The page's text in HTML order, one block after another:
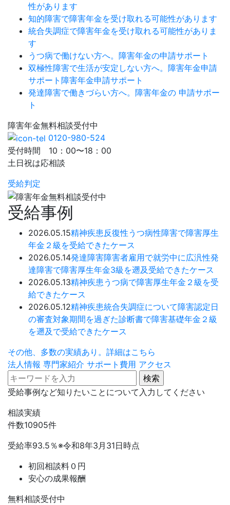
性があります
知的障害で障害年金を受け取れる可能性があります
統合失調症で障害年金を受け取れる可能性がありま
す
うつ病で働けない方へ。障害年金の申請サポート
双極性障害で生活が安定しない方へ。障害年金申請
サポート障害年金申請サポート
発達障害で働きづらい方へ。障害年金の 申請サポー
ト
障害年金無料相談受付中
0120-980-524
受付時間 10：00〜18：00
土日祝は応相談
受給判定
受給事例
2026.05.15精神疾患反復性うつ病性障害で障害厚生
年金２級を受給できたケース
2026.05.14発達障害障害者雇用で就労中に広汎性発
達障害で障害厚生年金3級を遡及受給できたケース
2026.05.13精神疾患 うつ病で障害厚生年金２級を受
給できたケース
2026.05.12精神疾患統合失調症について障害認定日
の審査対象期間を過ぎた診断書で障害基礎年金２級
を遡及で受給できたケース
その他、多数の実績あり。詳細はこちら
法人情報 専門家紹介 サポート費用 アクセス
受給事例など知りたいことについて入力してください
相談実績
件数10905件
受給率93.5 ％※令和8年3月31日時点
初回相談料０円
安心の成果報酬
無料相談受付中